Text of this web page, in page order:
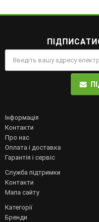
Інформація
Контакти
Про нас
Оплата і доставка
Гарантія і сервіс
Служба підтримки
Контакти
Мапа сайту
Категорії
Бренди